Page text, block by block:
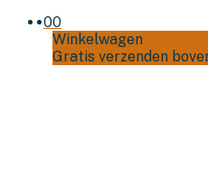
00
Winkelwagen
Gratis verzenden